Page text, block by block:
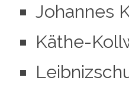
Johannes
Käthe-